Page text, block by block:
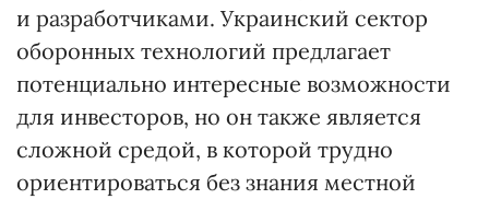
и разработчиками. Украинский сектор
оборонных технологий предлагает
потенциально интересные возможности
для инвесторов, но он также является
сложной средой, в которой трудно
ориентироваться без знания местной